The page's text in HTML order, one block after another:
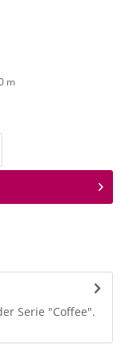
m
Serie "Coffee".